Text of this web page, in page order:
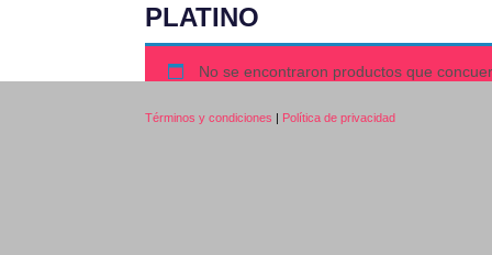
PLATINO
No se encontraron productos que
Términos y condiciones | Política de privacidad